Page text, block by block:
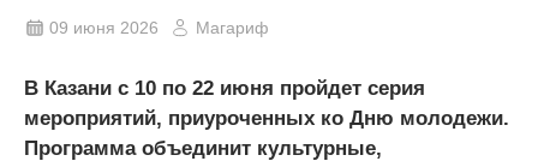
09 июня 2026 Магариф
В Казани с 10 по 22 июня пройдет серия
мероприятий, приуроченных ко Дню молодежи.
Программа объединит культурные,